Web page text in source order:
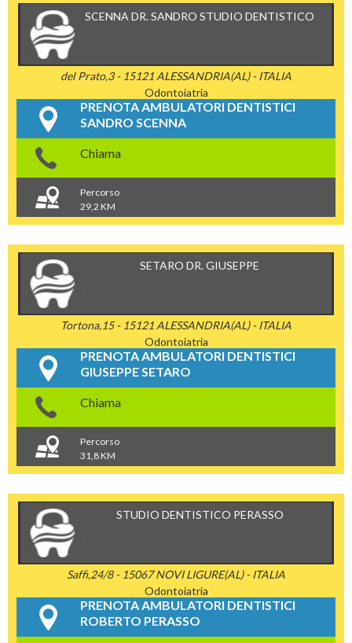
SCENNA DR. SANDRO STUDIO DENTISTICO
del Prato,3 - 15121 ALESSANDRIA(AL) - ITALIA
Odontoiatria
PRENOTA AMBULATORI DENTISTICI
SANDRO SCENNA
Chiama
Percorso
29,2 KM
SETARO DR. GIUSEPPE
Tortona,15 - 15121 ALESSANDRIA(AL) - ITALIA
Odontoiatria
PRENOTA AMBULATORI DENTISTICI
GIUSEPPE SETARO
Chiama
Percorso
31,8 KM
STUDIO DENTISTICO PERASSO
Saffi,24/8 - 15067 NOVI LIGURE(AL) - ITALIA
Odontoiatria
PRENOTA AMBULATORI DENTISTICI
ROBERTO PERASSO